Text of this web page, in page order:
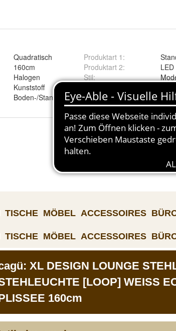
Quadratisch
160cm
Halogen
Kunststoff
Boden-/Standardlampe
Produktart 1 :
Produktart 2:
Stil: